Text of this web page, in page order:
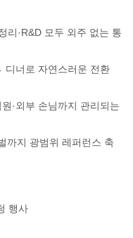
리·R&D 모두 외주 없는 통
너로 자연스러운 전환
·외부 손님까지 관리되는
까지 광범위 레퍼런스 축
행사